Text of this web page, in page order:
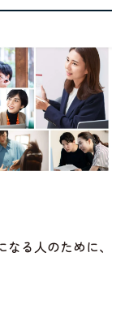
る人のために、